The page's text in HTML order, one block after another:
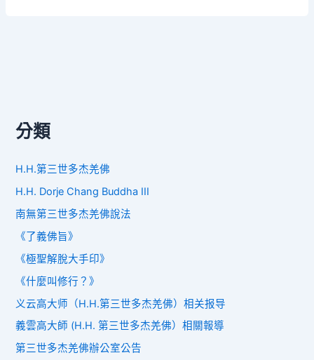
分類
H.H.第三世多杰羌佛
H.H. Dorje Chang Buddha III
南無第三世多杰羌佛說法
《了義佛旨》
《極聖解脫大手印》
《什麼叫修行？》
义云高大师（H.H.第三世多杰羌佛）相关报导
義雲高大師 (H.H. 第三世多杰羌佛）相關報導
第三世多杰羌佛辦公室公告